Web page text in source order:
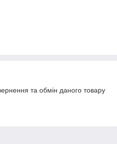
та обмін даного товару